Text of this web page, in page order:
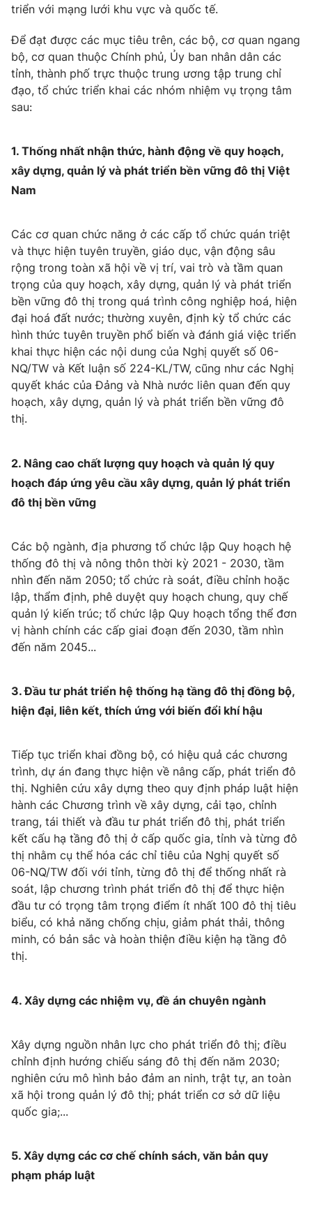
VTV Money VTV Thể thao
VTV Sức khoẻ
Thị trường 24h Tấm lòng Việt
VTV4
Liên hệ tòa soạn English
THỜI BÁO VTV
Theo dõi báo trên
Cơ quan chủ quản:
Giấy phép hoạt động báo in và báo điện tử số 483/GP-BTTTT
cấp ngày 29/12/2023
Tổng Biên tập:
Vũ Thanh Thủy
Phó Tổng Biên tập:
Tổng đài VTV:024.38 355 931 - 024.38 355 932
Ðiện thoại Thời báo VTV: 024.66 897 897
Email:toasoan@vtv.vn
Liên hệ quảng cáo:024-7300.7108
® Cấm sao chép dưới mọi hình thức nếu không có sự chấp
thuận bằng văn bản. Ghi rõ nguồn VTV.vn khi phát hành lại
thông tin từ website này.
triển với mạng lưới khu vực và quốc tế.
Để đạt được các mục tiêu trên, các bộ, cơ quan ngang
bộ, cơ quan thuộc Chính phủ, Ủy ban nhân dân các
tỉnh, thành phố trực thuộc trung ương tập trung chỉ
đạo, tổ chức triển khai các nhóm nhiệm vụ trọng tâm
sau:
1. Thống nhất nhận thức, hành động về quy hoạch,
xây dựng, quản lý và phát triển bền vững đô thị Việt
Nam
Các cơ quan chức năng ở các cấp tổ chức quán triệt
và thực hiện tuyên truyền, giáo dục, vận động sâu
rộng trong toàn xã hội về vị trí, vai trò và tầm quan
trọng của quy hoạch, xây dựng, quản lý và phát triển
bền vững đô thị trong quá trình công nghiệp hoá, hiện
đại hoá đất nước; thường xuyên, định kỳ tổ chức các
hình thức tuyên truyền phổ biến và đánh giá việc triển
khai thực hiện các nội dung của Nghị quyết số 06-
NQ/TW và Kết luận số 224-KL/TW, cũng như các Nghị
quyết khác của Đảng và Nhà nước liên quan đến quy
hoạch, xây dựng, quản lý và phát triển bền vững đô
thị.
2. Nâng cao chất lượng quy hoạch và quản lý quy
hoạch đáp ứng yêu cầu xây dựng, quản lý phát triển
đô thị bền vững
Các bộ ngành, địa phương tổ chức lập Quy hoạch hệ
thống đô thị và nông thôn thời kỳ 2021 - 2030, tầm
nhìn đến năm 2050; tổ chức rà soát, điều chỉnh hoặc
lập, thẩm định, phê duyệt quy hoạch chung, quy chế
quản lý kiến trúc; tổ chức lập Quy hoạch tổng thể đơn
vị hành chính các cấp giai đoạn đến 2030, tầm nhìn
đến năm 2045...
3. Đầu tư phát triển hệ thống hạ tầng đô thị đồng bộ,
hiện đại, liên kết, thích ứng với biến đổi khí hậu
Tiếp tục triển khai đồng bộ, có hiệu quả các chương
trình, dự án đang thực hiện về nâng cấp, phát triển đô
thị. Nghiên cứu xây dựng theo quy định pháp luật hiện
hành các Chương trình về xây dựng, cải tạo, chỉnh
trang, tái thiết và đầu tư phát triển đô thị, phát triển
kết cấu hạ tầng đô thị ở cấp quốc gia, tỉnh và từng đô
thị nhằm cụ thể hóa các chỉ tiêu của Nghị quyết số
06-NQ/TW đối với tỉnh, từng đô thị để thống nhất rà
soát, lập chương trình phát triển đô thị để thực hiện
đầu tư có trọng tâm trọng điểm ít nhất 100 đô thị tiêu
biểu, có khả năng chống chịu, giảm phát thải, thông
minh, có bản sắc và hoàn thiện điều kiện hạ tầng đô
thị.
4. Xây dựng các nhiệm vụ, đề án chuyên ngành
Xây dựng nguồn nhân lực cho phát triển đô thị; điều
chỉnh định hướng chiếu sáng đô thị đến năm 2030;
nghiên cứu mô hình bảo đảm an ninh, trật tự, an toàn
xã hội trong quản lý đô thị; phát triển cơ sở dữ liệu
quốc gia;...
5. Xây dựng các cơ chế chính sách, văn bản quy
phạm pháp luật